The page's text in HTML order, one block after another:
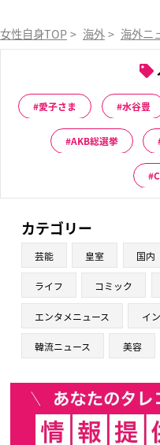
女性自身TOP > 海外 > 海外ニ
愛子さま 水谷豊
AKB総選挙
カテゴリー
芸能 皇室 国内
ライフ コミック
エンタメニュース イ
韓流ニュース 美容